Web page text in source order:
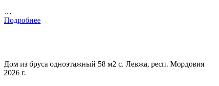
…
Подробнее
Дом из бруса одноэтажный 58 м2 с. Левжа, респ. Мордовия
2026 г.